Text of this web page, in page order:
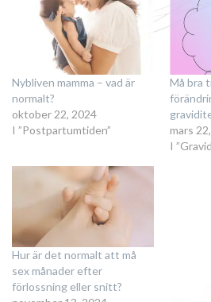
Nybliven mamma – vad är
normalt?
oktober 22, 2024
I ”Postpartumtiden”
Må bra
mars
I
Hur är det normalt att må
sex månader efter
förlossning eller snitt?